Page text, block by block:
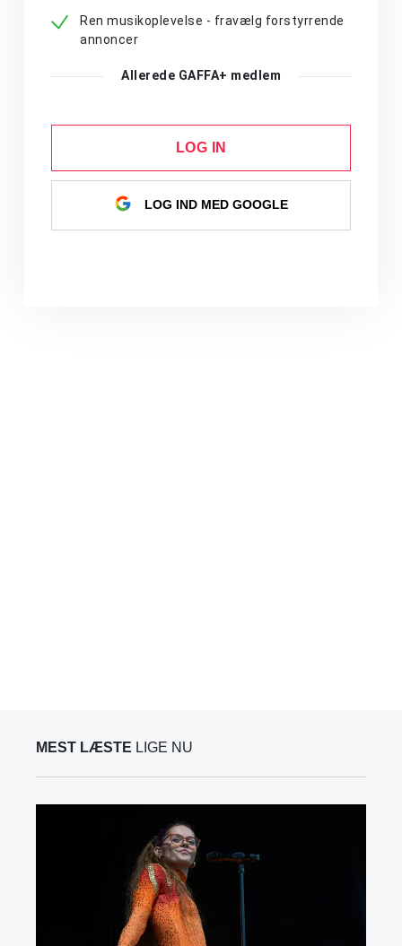
Ren musikoplevelse - fravælg forstyrrende
annoncer
Allerede GAFFA+ medlem
LOG IN
LOG IND MED GOOGLE
MEST LÆSTE LIGE NU